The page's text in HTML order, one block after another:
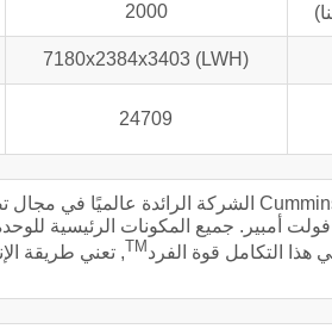
2000
7180x2384x3403 (LWH)
24709
إلى 2750 كيلو فولت أمبير. جميع المكونات
TM, تعني طريقة